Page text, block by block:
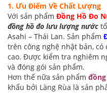
1. Ưu Điểm Về Chất Lượng
Với sản phẩm Đồng Hồ Đo
đồng hồ đo lưu lượng nước
Asahi – Thái Lan. Sản phẩm
trên công nghệ nhật bản, có
cao. Được kiểm tra nghiêm
và đóng gói sản phẩm.
Hơn thế nữa sản phẩm
khẩu bởi Làng Rùa là sản